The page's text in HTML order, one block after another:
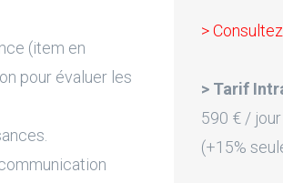
(item en
pour évaluer les
>
> Tarif
590 € /
(+15%